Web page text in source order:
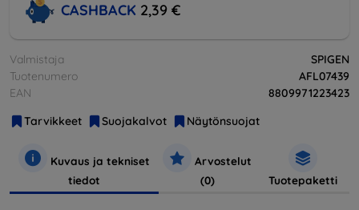
CASHBACK 2,39 €
Valmistaja
SPIGEN
Tuotenumero
AFL07439
EAN
8809971223423
Tarvikkeet
Suojakalvot Näytönsuojat
Kuvaus ja tekniset
tiedot
Arvostelut
(0)
Tuotepaketti